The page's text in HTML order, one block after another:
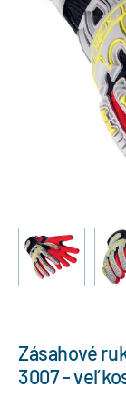
Zásahové
3007 -